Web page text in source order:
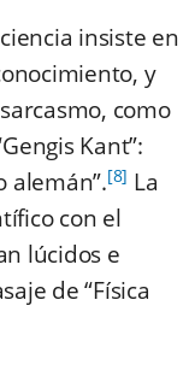
insiste en
y
como
Kant”:
alemán”.[8] La
con el
lúcidos e
de “Física